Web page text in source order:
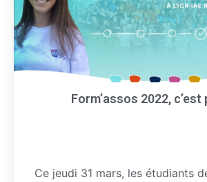
Form’assos 2022, c’est
Ce jeudi 31 mars, les étudiants